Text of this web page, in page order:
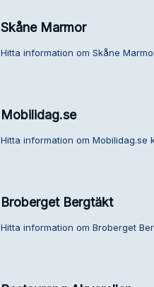
Skåne Marmor
Hitta information om Skåne
Mobilidag.se
Hitta information om Mobilidag.se
Broberget Bergtäkt
Hitta information om Broberget